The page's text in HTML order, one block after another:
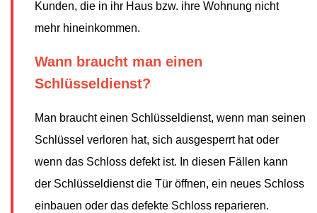
Kunden, die in ihr Haus bzw. ihre Wohnung nicht
mehr hineinkommen.
Wann braucht man einen
Schlüsseldienst?
Man braucht einen Schlüsseldienst, wenn man seinen
Schlüssel verloren hat, sich ausgesperrt hat oder
wenn das Schloss defekt ist. In diesen Fällen kann
der Schlüsseldienst die Tür öffnen, ein neues Schloss
einbauen oder das defekte Schloss reparieren.